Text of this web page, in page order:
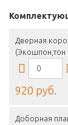
Дверная
920 руб.
Доборная